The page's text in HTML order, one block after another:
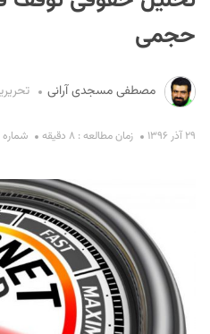
حجمی
مصطفی مسجدی آرانی
۲۹ آذر ۱۳۹۶ زمان مطالعه : ۸ دقیقه شماره ۵۳